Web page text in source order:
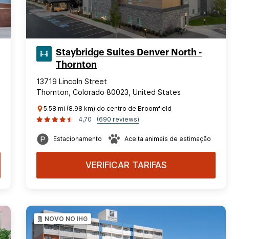
Staybridge Suites Denver North -
Thornton
13719 Lincoln Street
Thornton, Colorado 80023, United States
5.58 mi (8.98 km) do centro de Broomfield
4,70
(690 reviews)
Estacionamento Aceita animais de estimação
VERIFICAR TARIFAS
NOVO NO IHG